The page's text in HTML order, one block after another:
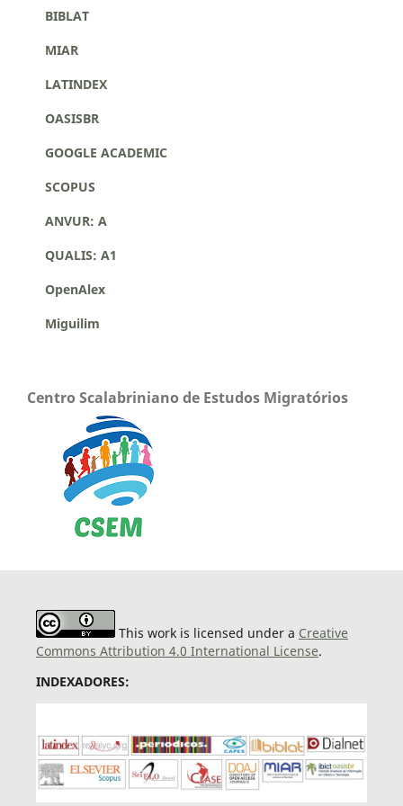
BIBLAT
MIAR
LATINDEX
OASISBR
GOOGLE ACADEMIC
SCOPUS
ANVUR: A
QUALIS: A1
OpenAlex
Miguilim
Centro Scalabriniano de Estudos Migratórios
This work is licensed under a Creative
Commons Attribution 4.0 International License.
INDEXADORES: